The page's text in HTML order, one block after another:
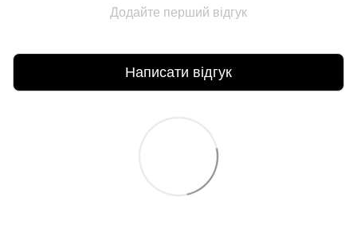
Додайте перший відгук
Написати відгук